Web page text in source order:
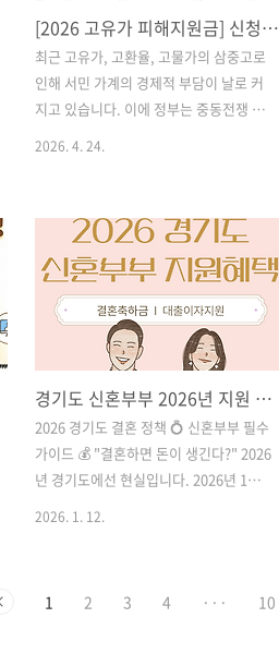
는 숙제만 잘해도 어느 정도 따라갈 수 있
었지만, 중학교부터는 과목 수가 늘고 시
험도 본격적으로 시작됩니다.여기에 수행
평가, 단원평가, 지필고사까지 더해지면
워질 ..
[2026 고유가 피해지원금] 신청방법, 지급대상, 1인당 최대 60만원 완벽 정리!
최근 고유가, 고환율, 고물가의 삼중고로
인해 서민 가계의 경제적 부담이 날로 커
지고 있습니다. 이에 정부는 중동전쟁 여
상으로 1인당 최대 60만 원까지 지급되는
이번 지원금의 대상과 신청 방법, 그리고
사용처까지 한 번에 정리해 드립니다. 📌
1. 2026 고유가 피해지원금이란?이번 고
유가 피해지원금은 2026년 제1회 추가경
정예산안 통과에 따라 한시적으로 지급되
는 민생 안정 대책입니다. 현금 입금이 아
닌 지역사랑상품권, 신용/체크카드 포인
트, 선불카드 중 원하는 방식을 선택하여
지급받을 수 있으며, 거주 지역의 지역 경
제 활성화도 돕는 목적으로 설계되었습니
2026. 4. 24.
경기도 신혼부부 2026년 지원 혜택, 결혼 축하금·대출 이자 핵심 정리
2026 경기도 결혼 정책 💍 신혼부부 필수
가이드 💰 "결혼하면 돈이 생긴다?" 2026
년 경기도에선 현실입니다. 2026년 1월 1
만 원의 혜택, 지금 바로 확인하세요. ..
2026. 1. 12.
1 2 3 4 ··· 10